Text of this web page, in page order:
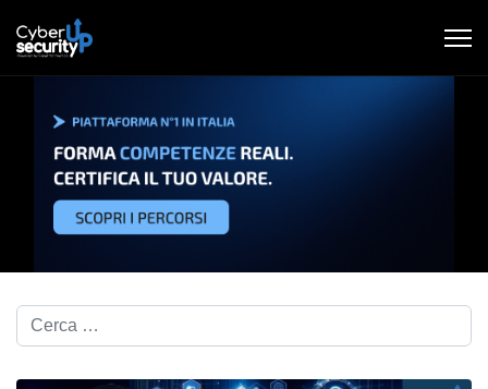
Cerca nel blog...